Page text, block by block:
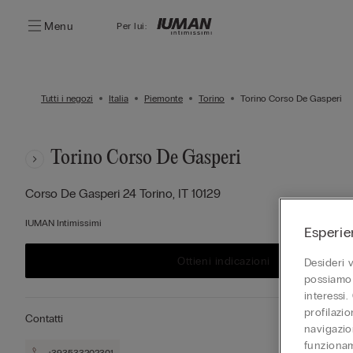
Menu Per lui:
Tutti i negozi Italia Piemonte Torino Torino Corso De Gasperi
Torino Corso De Gasperi
Corso De Gasperi 24 Torino, IT 10129
IUMAN Intimissimi
Ottieni indicazioni
Contatti
Desideri
interessi.